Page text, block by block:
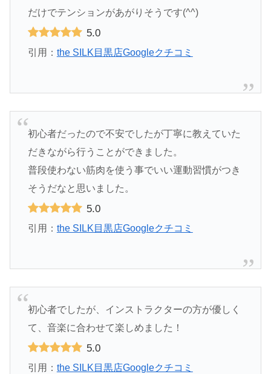
だけでテンションがあがりそうです(^^)
5.0
引用： the SILK目黒店Googleクチコミ
初心者だったので不安でしたが丁寧に教えていた
だきながら行うことができました。
普段使わない筋肉を使う事でいい運動習慣がつき
そうだなと思いました。
5.0
引用： the SILK目黒店Googleクチコミ
初心者でしたが、インストラクターの方が優しく
て、音楽に合わせて楽しめました！
5.0
引用： the SILK目黒店Googleクチコミ